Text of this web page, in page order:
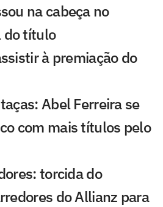
na cabeça no
do título
à premiação do
Abel Ferreira se
com mais títulos pelo
torcida do
do Allianz para